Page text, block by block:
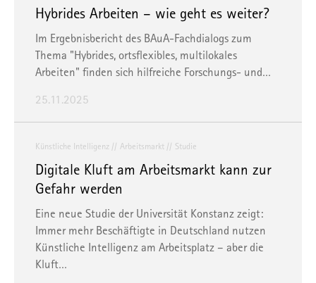
Hybrides Arbeiten – wie geht es weiter?
Im Ergebnisbericht des BAuA-Fachdialogs zum
Thema "Hybrides, ortsflexibles, multilokales
Arbeiten" finden sich hilfreiche Forschungs- und…
25.11.2025
Künstliche Intelligenz Arbeitsmarkt Studie
Digitale Kluft am Arbeitsmarkt kann zur
Gefahr werden
Eine neue Studie der Universität Konstanz zeigt:
Immer mehr Beschäftigte in Deutschland nutzen
Künstliche Intelligenz am Arbeitsplatz – aber die
Kluft…